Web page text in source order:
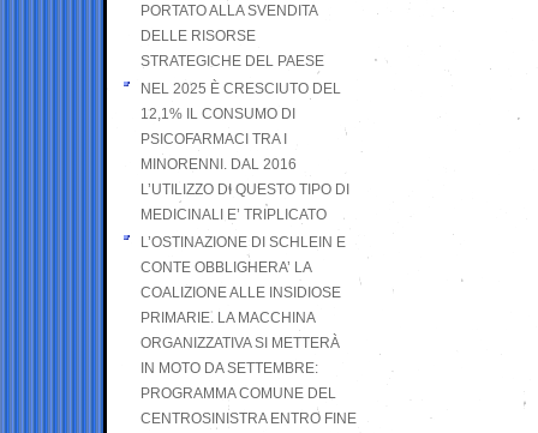
PORTATO ALLA SVENDITA
DELLE RISORSE
STRATEGICHE DEL PAESE
NEL 2025 È CRESCIUTO DEL
12,1% IL CONSUMO DI
PSICOFARMACI TRA I
MINORENNI. DAL 2016
L’UTILIZZO DI QUESTO TIPO DI
MEDICINALI E’ TRIPLICATO
L’OSTINAZIONE DI SCHLEIN E
CONTE OBBLIGHERA’ LA
COALIZIONE ALLE INSIDIOSE
PRIMARIE. LA MACCHINA
ORGANIZZATIVA SI METTERÀ
IN MOTO DA SETTEMBRE:
PROGRAMMA COMUNE DEL
CENTROSINISTRA ENTRO FINE